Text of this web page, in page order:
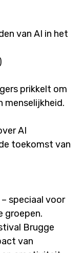
van AI in het
prikkelt om
menselijkheid.
AI
toekomst van
speciaal voor
groepen.
Brugge
van